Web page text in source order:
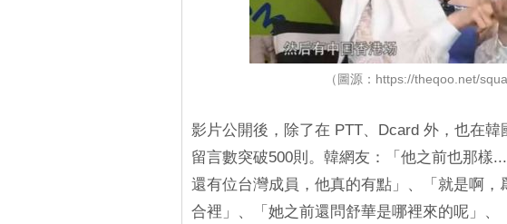
（圖源：https://theqoo.net/
影片公開後，除了在 PTT、Dcard 外，也在
留言數突破500則。韓網友：「他之前也那樣
還有位台灣成員，他真的有點」、「就是啊
合裡」、「她之前還問舒華是哪裡來的呢」